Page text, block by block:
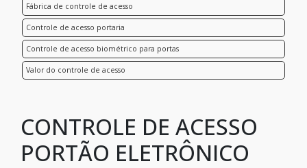
Fábrica de controle de acesso
Controle de acesso portaria
Controle de acesso biométrico para portas
Valor do controle de acesso
CONTROLE DE ACESSO
PORTÃO ELETRÔNICO